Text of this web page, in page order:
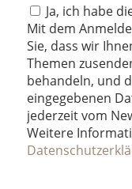
Ja, ich habe
Mit dem
Sie, dass wir
Themen
behandeln, und
eingegebenen
jederzeit vom
Weitere